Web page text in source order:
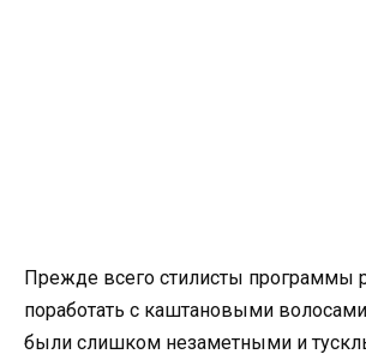
Прежде всего стилисты программы
поработать с каштановыми
были слишком незаметными и